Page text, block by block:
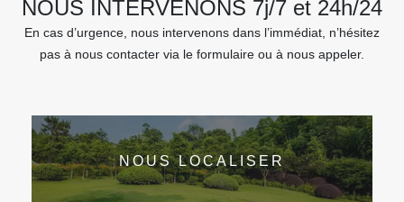
NOUS INTERVENONS 7j/7 et 24h/24
En cas d’urgence, nous intervenons dans l’immédiat, n’hésitez
pas à nous contacter via le formulaire ou à nous appeler.
NOUS LOCALISER